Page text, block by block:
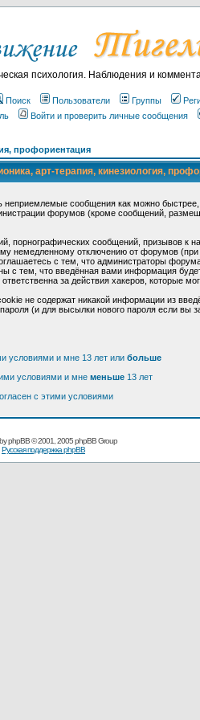
психология. Наблюдения и
Поиск Пользователи Группы
Войти и проверить личные сообщения
профориентация
арт-терапия, кинезиология,
неприемлемые сообщения как можно
форумов (кроме сообщений,
порнографических сообщений, призывов к
немедленному отключению от форумов (при
с тем, что администраторы
тем, что введённая вами информация
за действия хакеров, которые
не содержат никакой информации из
(и для высылки нового пароля если вы
условиями и мне 13 лет или больше
условиями и мне меньше 13 лет
с этими условиями
phpBB© 2001, 2005 phpBB Group
Русская поддержка phpBB